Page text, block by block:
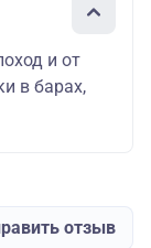
и от
в барах,
отзыв